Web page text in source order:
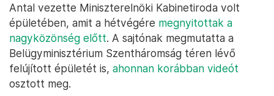
Antal vezette Miniszterelnöki Kabinetiroda volt
épületében, amit a hétvégére megnyitottak a
nagyközönség előtt. A sajtónak megmutatta a
Belügyminisztérium Szentháromság téren lévő
felújított épületét is, ahonnan korábban videót
osztott meg.